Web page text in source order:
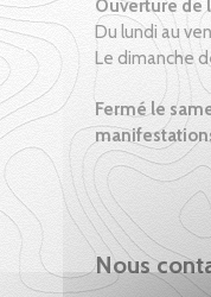
Ouverture de
Du lundi au
Le dimanche
Fermé le
Nous